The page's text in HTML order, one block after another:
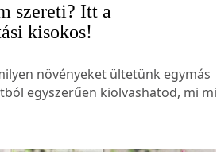
szereti? Itt a
kisokos!
növényeket ültetünk egymás
egyszerűen kiolvashatod, mi mi